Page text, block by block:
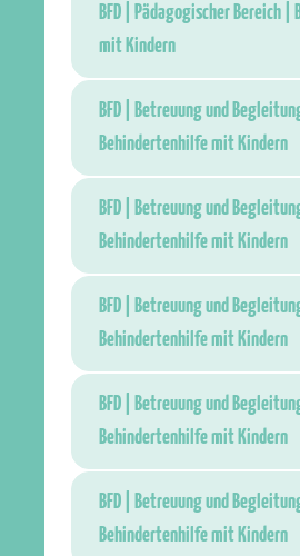
BFD | Pädagogischer Bereich
mit Kindern
BFD | Betreuung und
Behindertenhilfe mit Kindern
BFD | Betreuung und
Behindertenhilfe mit Kindern
BFD | Betreuung und
Behindertenhilfe mit Kindern
BFD | Betreuung und
Behindertenhilfe mit Kindern
BFD | Betreuung und
Behindertenhilfe mit Kindern